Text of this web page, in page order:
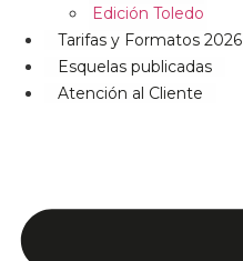
Edición Toledo
Tarifas y Formatos 2026
Esquelas publicadas
Atención al Cliente